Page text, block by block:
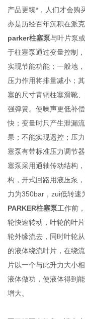
产品更臻*，人们才会购
亦是历经百年沉积在派
parker柱塞泵与叶片泵
于柱塞泵通过变量控制
实现节能功能；一般地
压力作用将排量减小；
塞的尺寸青铜柱塞滑靴
强弹簧。使噪声更低补
快；变量时只产生泄漏
果；不能实现遥控；压
塞泵有带标准压力调节
塞泵采用通轴传动结构
构，开式回路用液压泵
力为350bar，zui低转速
PARKER柱塞泵工作前
轮快速转动，叶轮的叶
轮外缘流去，同时叶轮
的液体绕流叶片，在绕
片以一个与此升力大小
液体做功，使液体得到
增大。